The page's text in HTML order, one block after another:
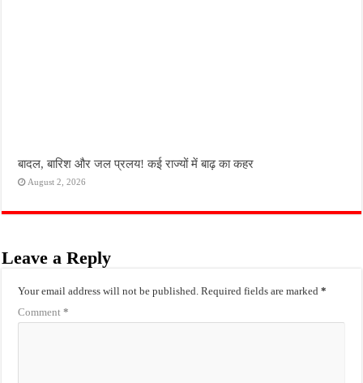
बादल, बारिश और जल प्रलय! कई राज्यों में बाढ़ का कहर
August 2, 2026
Leave a Reply
Your email address will not be published. Required fields are marked*
Comment*